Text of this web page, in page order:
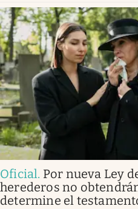
Oficial. Por nueva Ley
herederos no
determine el